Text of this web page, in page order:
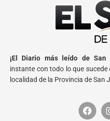
¡El Diario más leído de San
instante con todo lo que
localidad de la Provincia de San